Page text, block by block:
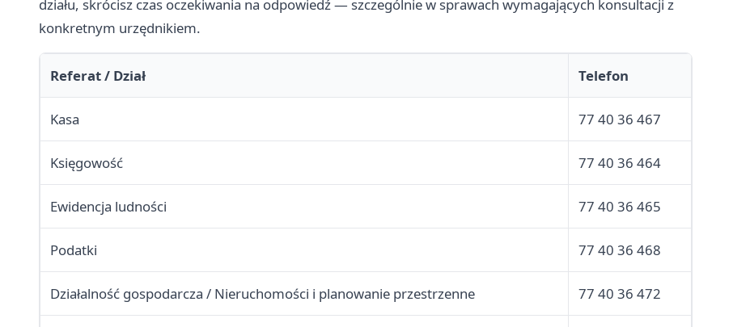
działu, skrócisz czas oczekiwania na odpowiedź — szczególnie w sprawach wymagających konsultacji z
konkretnym urzędnikiem.
Referat / Dział Telefon
Kasa 77 40 36 467
Księgowość 77 40 36 464
Ewidencja ludności 77 40 36 465
Podatki 77 40 36 468
Działalność gospodarcza / Nieruchomości i planowanie przestrzenne 77 40 36 472